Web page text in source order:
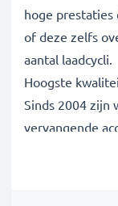
hoge
of deze zelfs
aantal laadcycli.
Hoogste
Sinds 2004 zijn
vervangende